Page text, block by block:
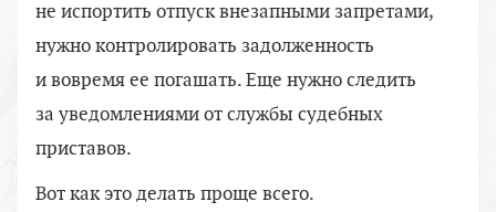
не испортить отпуск внезапными запретами,
нужно контролировать задолженность
и вовремя ее погашать. Еще нужно следить
за уведомлениями от службы судебных
приставов.
Вот как это делать проще всего.